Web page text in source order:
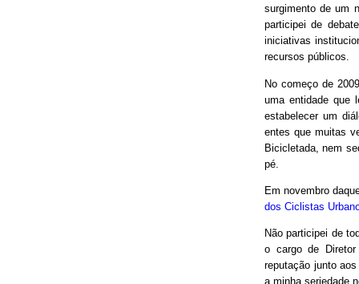
surgimento de um
participei de
iniciativas
recursos públicos.
No começo de
uma entidade que
estabelecer um
entes que muitas
Bicicletada, nem
pé.
Em novembro
dos Ciclistas
Não participei de
o cargo de
reputação junto
a minha seriedade